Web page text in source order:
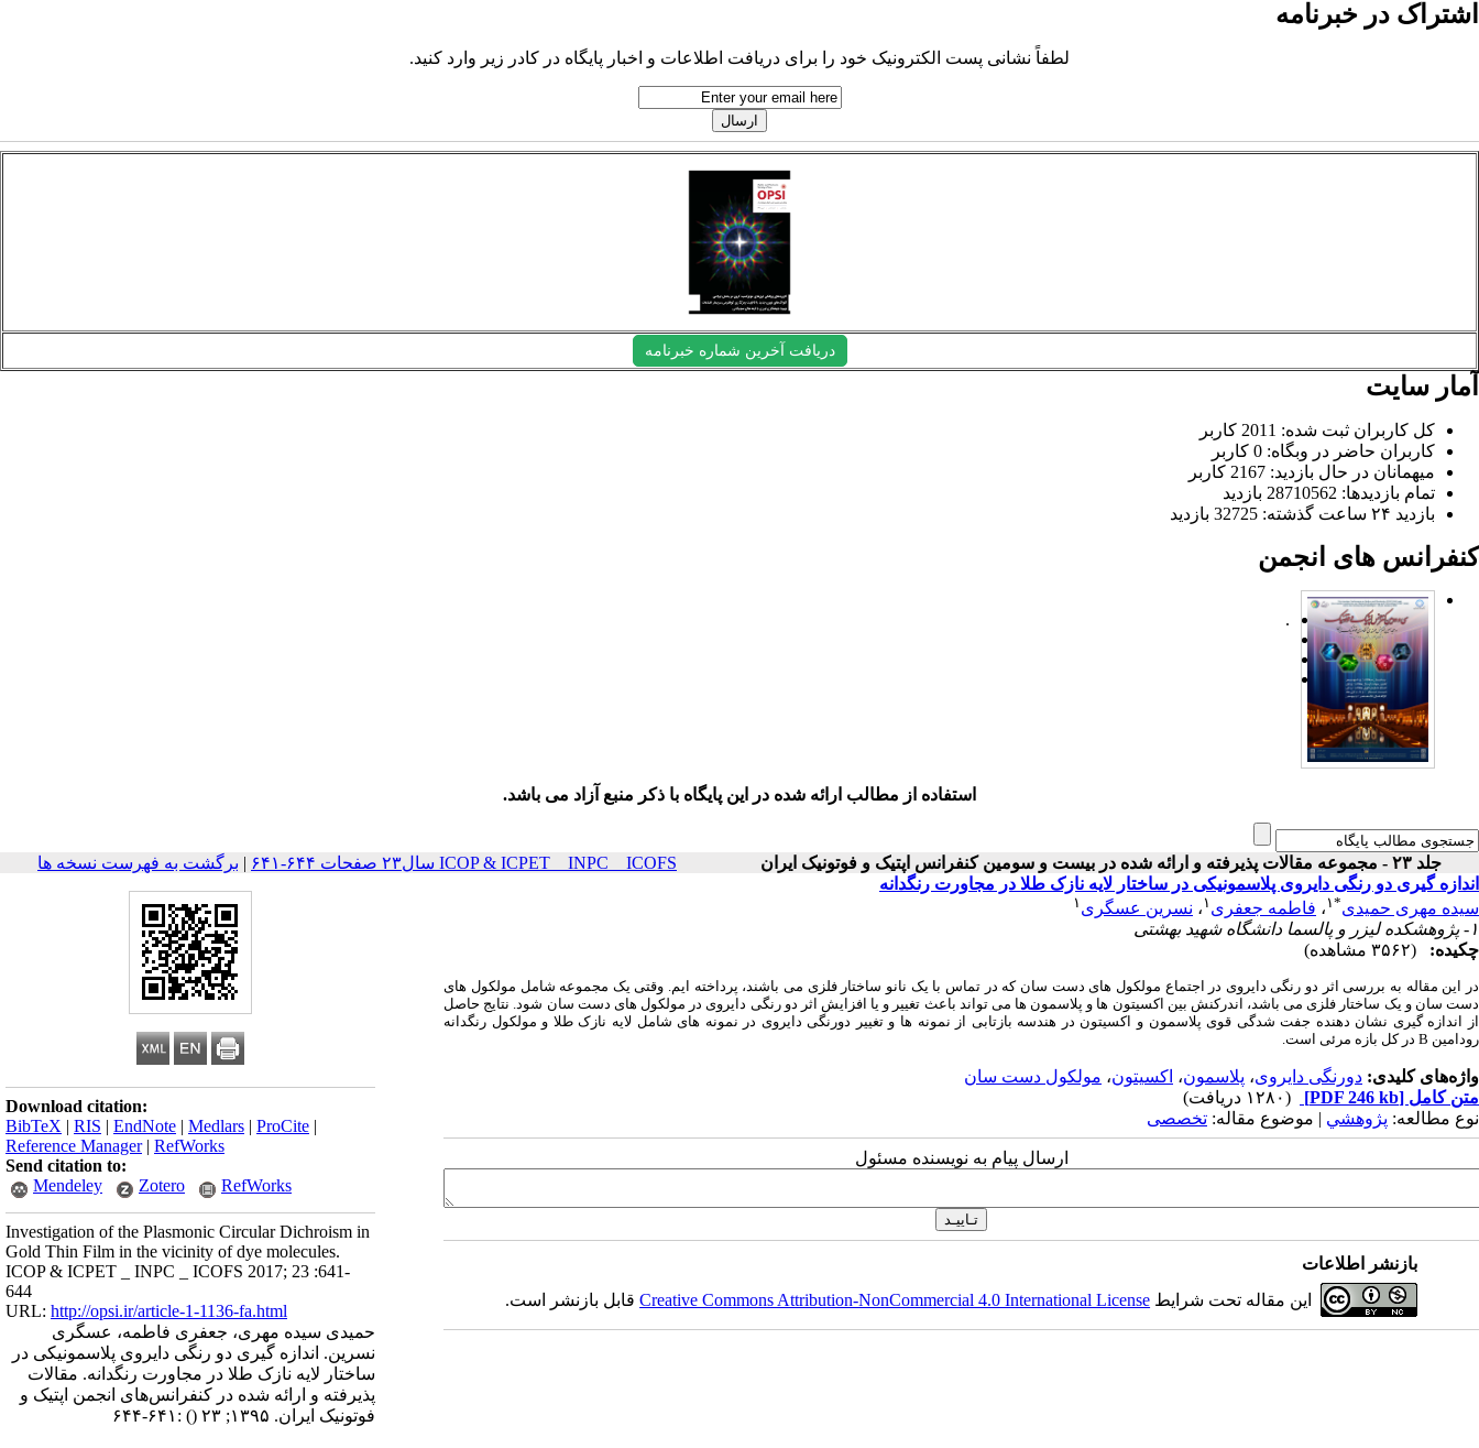
اشتراک در خبرنامه
لطفاً نشانی پست الکترونیک خود را برای دریافت اطلاعات و اخبار پایگاه در کادر زیر وارد کنید.
دریافت آخرین شماره خبرنامه
آمار سایت
کل کاربران ثبت شده: 2011 کاربر
کاربران حاضر در وبگاه: 0 کاربر
میهمانان در حال بازدید: 2167 کاربر
تمام بازدید‌ها: 28710562 بازدید
بازدید ۲۴ ساعت گذشته: 32725 بازدید
کنفرانس های انجمن
.
استفاده از مطالب ارائه شده در این پایگاه با ذکر منبع آزاد می باشد.
جلد ۲۳ - مجموعه مقالات پذیرفته و ارائه شده در بیست و سومین کنفرانس اپتیک و فوتونیک ایران ICOP & ICPET _ INPC _ ICOFS سال۲۳ صفحات ۶۴۴-۶۴۱ | برگشت به فهرست نسخه ها
Download citation:
BibTeX | RIS | EndNote | Medlars | ProCite |
Reference Manager| RefWorks
Send citation to:
Mendeley
Zotero RefWorks
Investigation of the Plasmonic Circular Dichroism in
Gold Thin Film in the vicinity of dye molecules.
ICOP & ICPET _ INPC _ ICOFS 2017; 23 :641-
644
URL: http://opsi.ir/article-1-1136-fa.html
حمیدی سیده مهری، جعفری فاطمه، عسگری
نسرین. اندازه گیری دو رنگی دایروی پلاسمونیکی در
ساختار لایه نازک طلا در مجاورت رنگدانه. مقالات
پذیرفته و ارائه شده در کنفرانس‌های انجمن اپتیک و
فوتونیک ایران. ۱۳۹۵; ۲۳
() :۶۴۱-۶۴۴
اندازه گیری دو رنگی دایروی پلاسمونیکی در ساختار لایه نازک طلا در مجاورت رنگدانه
سیده مهری حمیدی*۱ ، فاطمه جعفری ۱ ، نسرین عسگری ۱
۱- پژوهشکده لیزر و پالسما دانشگاه شهید بهشتی
چکیده:
(۳۵۶۲ مشاهده)
در این مقاله به بررسی اثر دو رنگی دایروی در اجتماع مولکول های دست سان که در تماس با یک نانو ساختار فلزی می باشند، پرداخته ایم. وقتی یک مجموعه شامل مولکول های
دست سان و یک ساختار فلزی می باشد، اندرکنش بین اکسیتون ها و پلاسمون ها می تواند باعث تغییر و یا افزایش اثر دو رنگی دایروی در مولکول های دست سان شود. نتایج حاصل
از اندازه گیری نشان دهنده جفت شدگی قوی پلاسمون و اکسیتون در هندسه بازتابی از نمونه ها و تغییر دورنگی دایروی در نمونه های شامل لایه نازک طلا و مولکول رنگدانه
رودامین B در کل بازه مرئی است.
واژه‌های کلیدی: دورنگی دایروی، پلاسمون، اکسیتون، مولکول دست سان
متن کامل [PDF 246 kb]
(۱۲۸۰ دریافت)
نوع مطالعه: پژوهشي | موضوع مقاله: تخصصی
ارسال پیام به نویسنده مسئول
بازنشر اطلاعات
این مقاله تحت شرایط Creative Commons Attribution-NonCommercial 4.0 International Licenseقابل بازنشر است.